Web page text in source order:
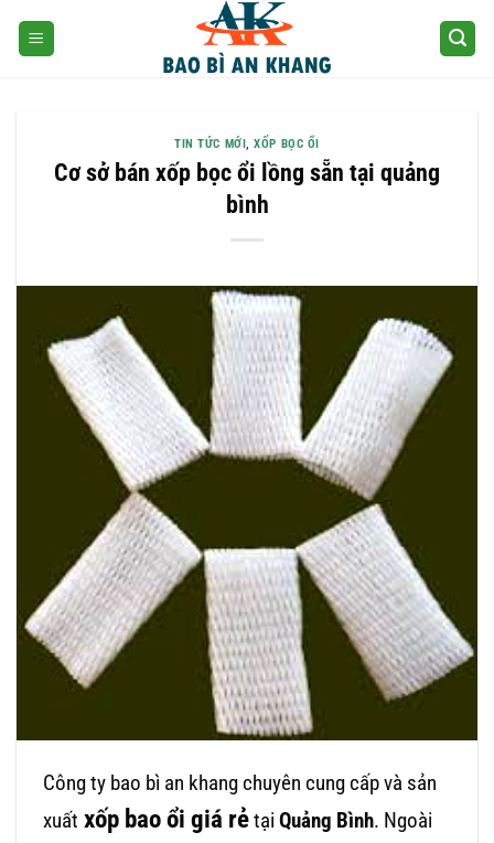
TIN TỨC MỚI,XỐP BỌC ỔI
Cơ sở bán xốp bọc ổi lồng sẵn tại quảng
bình
Công ty bao bì an khang chuyên cung cấp và sản
xuất xốp bao ổi giá rẻtại Quảng Bình. Ngoài